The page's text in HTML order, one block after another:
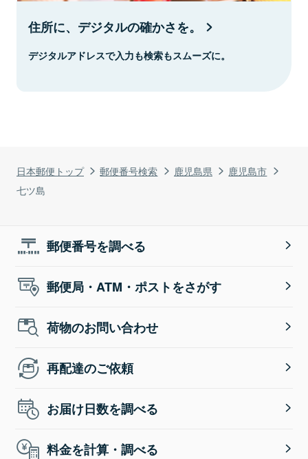
日本郵便トップ 郵便番号検索 鹿児島県
鹿児島市
七ツ島
住所に、デジタルの確かさを。
デジタルアドレスで入力も検索もスムーズに。
郵便番号を調べる
郵便局・ATM・ポストをさがす
荷物のお問い合わせ
再配達のご依頼
お届け日数を調べる
料金を計算・調べる